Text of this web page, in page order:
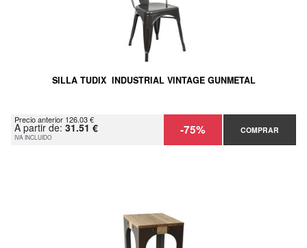
SILLA TUDIX INDUSTRIAL VINTAGE GUNMETAL
Precio anterior 126.03 €
A partir de: 31.51 €
IVA INCLUIDO -75% COMPRAR